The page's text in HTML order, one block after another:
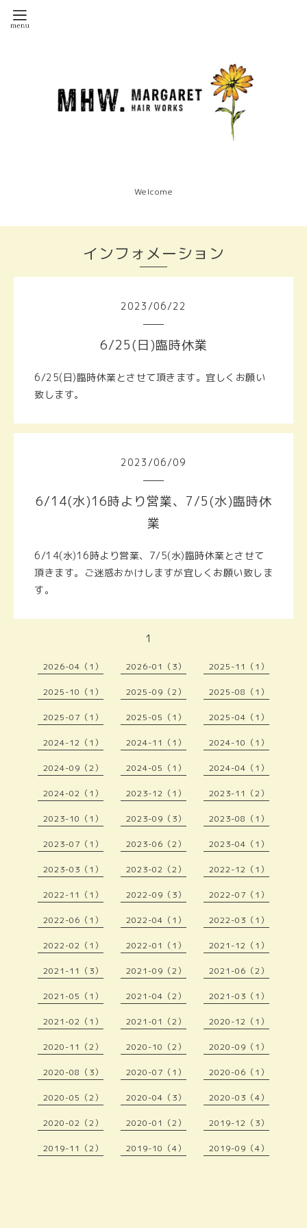
Welcome
インフォメーション
2023 /06/22
6/25(日)臨時休業
6/25(日)臨時休業とさせて頂きます。宜しくお願い
致します。
2023 /06/09
6/14(水)16時より営業、7/5(水)臨時休
業
6/14(水)16時より営業、7/5(水)臨時休業とさせて
頂きます。ご迷惑おかけしますが宜しくお願い致しま
す。
1
2026-04（1） 2026-01（3） 2025-11（1）
2025-10（1） 2025-09（2） 2025-08（1）
2025-07（1） 2025-05（1） 2025-04（1）
2024-12（1） 2024-11（1） 2024-10（1）
2024-09（2） 2024-05（1） 2024-04（1）
2024-02（1） 2023-12（1） 2023-11（2）
2023-10（1） 2023-09（3） 2023-08（1）
2023-07（1） 2023-06（2） 2023-04（1）
2023-03（1） 2023-02（2） 2022-12（1）
2022-11（1） 2022-09（3） 2022-07（1）
2022-06（1） 2022-04（1） 2022-03（1）
2022-02（1） 2022-01（1） 2021-12（1）
2021-11（3） 2021-09（2） 2021-06（2）
2021-05（1） 2021-04（2） 2021-03（1）
2021-02（1） 2021-01（2） 2020-12（1）
2020-11（2） 2020-10（2） 2020-09（1）
2020-08（3） 2020-07（1） 2020-06（1）
2020-05（2） 2020-04（3） 2020-03（4）
2020-02（2） 2020-01（2） 2019-12（3）
2019-11（2） 2019-10（4） 2019-09（4）